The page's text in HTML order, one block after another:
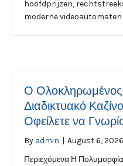
hoofdprijzen,
moderne videoautomaten
Ο Ολοκληρωμένος
Διαδικτυακό
Οφείλετε να
By admin | August 6, 2026
Περιεχόμενα Η